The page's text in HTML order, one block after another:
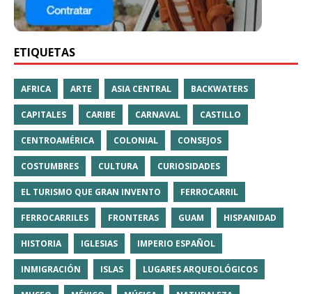
ETIQUETAS
AFRICA ARTE ASIA CENTRAL BACKWATERS
CAPITALES CARIBE CARNAVAL CASTILLO
CENTROAMÉRICA COLONIAL CONSEJOS
COSTUMBRES CULTURA CURIOSIDADES
EL TURISMO QUE GRAN INVENTO FERROCARRIL
FERROCARRILES FRONTERAS GUAM HISPANIDAD
HISTORIA IGLESIAS IMPERIO ESPAÑOL
INMIGRACIÓN ISLAS LUGARES ARQUEOLÓGICOS